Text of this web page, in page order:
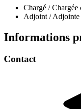
Chargé / Chargée
Adjoint / Adjointe
Informations
Contact